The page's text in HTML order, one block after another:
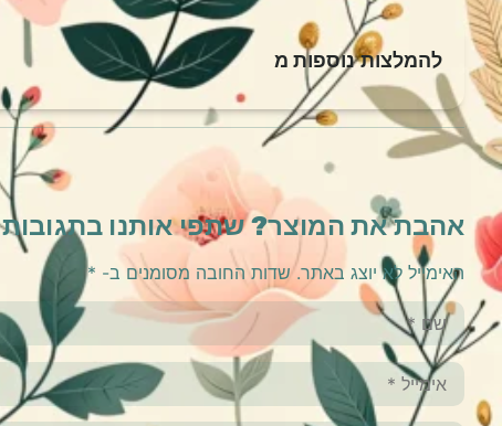
להמלצות נוספות מ
אהבת את המוצר? שתפי אותנו בתגובות
האימייל לא יוצג באתר. שדות החובה מסומנים ב- *